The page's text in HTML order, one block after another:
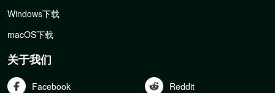
Windows下载
macOS下载
关于我们
Facebook Reddit